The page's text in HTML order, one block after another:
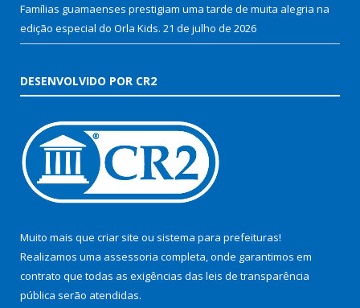
Famílias guamaenses prestigiam uma tarde de muita alegria na
edição especial do Orla Kids. 21 de julho de 2026
DESENVOLVIDO POR CR2
Muito mais que criar site ou sistema para prefeituras!
Realizamos uma assessoria completa, onde garantimos em
contrato que todas as exigências das leis de transparência
pública serão atendidas.